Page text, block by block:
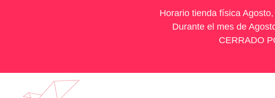
Horario tienda física
Durante el mes de
CERRADO